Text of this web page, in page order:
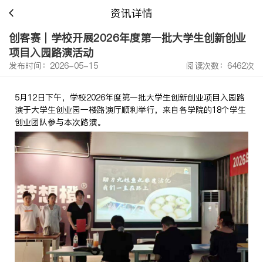
资讯详情
创客赛｜学校开展2026年度第一批大学生创新创业
项目入园路演活动
发布时间：2026-05-15 阅读次数：6462次
5月12日下午，学校2026年度第一批大学生创新创业项目入园路
演于大学生创业园一楼路演厅顺利举行，来自各学院的18个学生
创业团队参与本次路演。